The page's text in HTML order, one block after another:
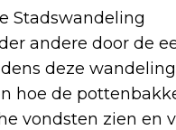
Stadswandeling
andere door de
deze
hoe de
vondsten zien en